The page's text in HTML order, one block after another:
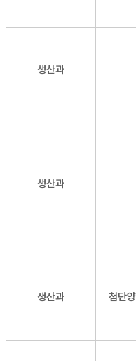
생산과
생산과
생산과 첨단